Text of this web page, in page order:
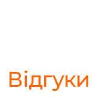
Відгуки